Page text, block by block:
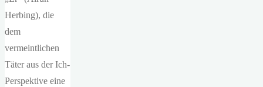
Herbing), die
dem
vermeintlichen
Täter aus der Ich-
Perspektive eine